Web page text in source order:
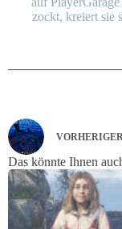
zockt, kreiert sie
Das könnte Ihnen